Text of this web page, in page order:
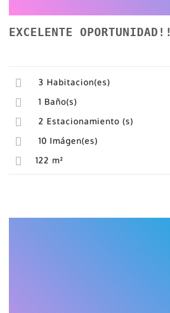
EXCELENTE OPORTUNIDAD!!
3 Habitacion(es)
1 Baño(s)
2 Estacionamiento (s)
10 Imágen(es)
122 m²